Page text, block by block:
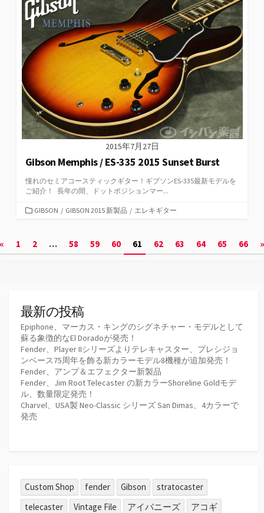
リ
ー
2015年7月27日
Gibson Memphis / ES-335 2015 Sunset Burst
憧れのセミアコースティックギター！ギブソンES-335最新モデルを
ご紹介！ 長年の間、ドットポジションマー...
カ
リ
ー
GIBSON / GIBSON 2015 新製品 / エレキギター
投
ペ
ー
ジ
送
り
« 1 2 … 58 59 60 61 62 63 64 65 66 »
最新の投稿
Epiphone、マーカス・キングのシグネチャー・モデルとして
蘇る象徴的なEl Doradoが発売！
Fender、Player IIシリーズよりテレキャスター、プレシジョ
ンベース75周年を飾る新カラーモデル8機種が追加発売！
Fender、アンプ＆エフェクター新製品
Fender、Jim Root Telecaster の新カラーShoreline Goldモデ
ル、数量限定発売！
Charvel、USA製 Neo-Classic シリーズ San Dimas、4カラーで
発売
Custom Shop fender Gibson
stratocaster
telecaster
Vintage File アイバニーズ
アコギ